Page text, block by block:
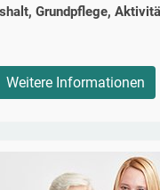
Grundpflege,
Weitere Informationen